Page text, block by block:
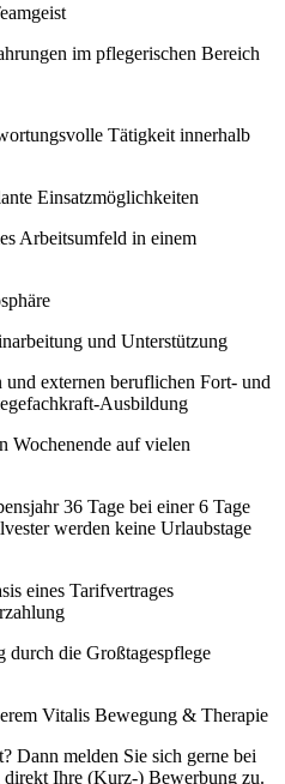
im pflegerischen Bereich
Tätigkeit innerhalb
Einsatzmöglichkeiten
Arbeitsumfeld in einem
und Unterstützung
externen beruflichen Fort- und
Ausbildung
Wochenende auf vielen
36 Tage bei einer 6 Tage
werden keine Urlaubstage
eines Tarifvertrages
durch die Großtagespflege
Vitalis Bewegung & Therapie
Dann melden Sie sich gerne bei
direkt Ihre (Kurz-) Bewerbung zu.